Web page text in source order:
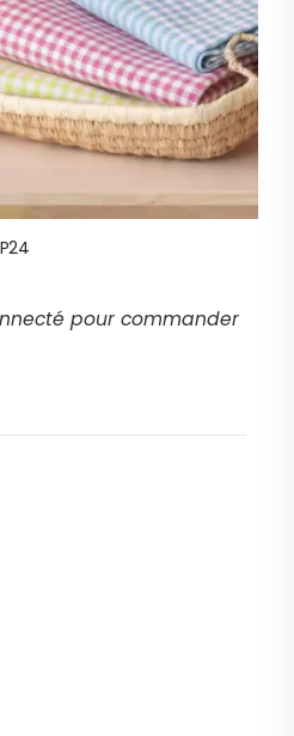
pour commander